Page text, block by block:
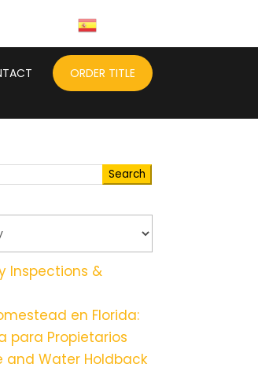
ORDER TITLE
Search
Inspections &
en Florida:
para Propietarios
and Water Holdback